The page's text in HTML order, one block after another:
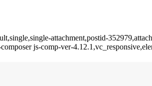
attachment,postid-
js-comp-ver-